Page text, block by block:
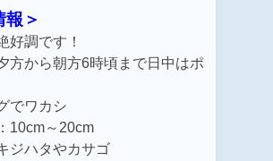
報＞
好調です！
方から朝方6時頃まで日中はポ
でワカシ
10cm～20cm
ジハタやカサゴ